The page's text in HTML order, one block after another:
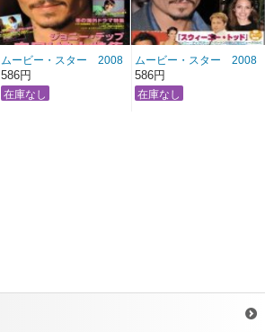
ムービー・スター 2008
年3月号 雑誌/M-
157 ＊送料２００
円！
586円
ムービー・スター 2008
年2月号 雑誌/M-
156 ＊送料２００
円！
586円